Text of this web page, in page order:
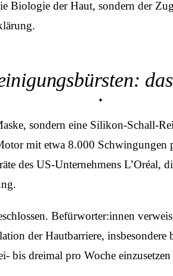
Biologie der Haut, sondern der
sondern eine Silikon-Schall-
mit etwa 8.000
des US-Unternehmens
Befürworter:innen
der Hautbarriere, insbesondere
dreimal pro Woche